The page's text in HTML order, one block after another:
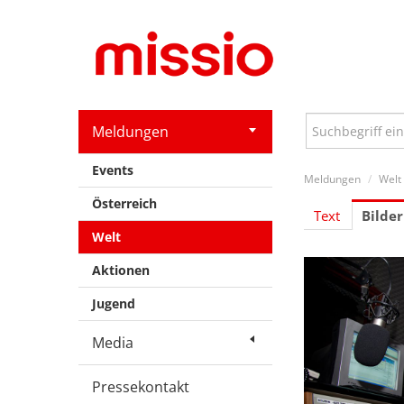
Meldungen
Events
Österreich
Welt
Aktionen
Jugend
Media
Pressekontakt
Meldungen / Welt
Text Bilder